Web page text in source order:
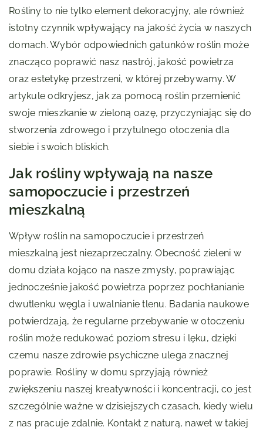
Rośliny to nie tylko element dekoracyjny, ale również
istotny czynnik wpływający na jakość życia w naszych
domach. Wybór odpowiednich gatunków roślin może
znacząco poprawić nasz nastrój, jakość powietrza
oraz estetykę przestrzeni, w której przebywamy. W
artykule odkryjesz, jak za pomocą roślin przemienić
swoje mieszkanie w zieloną oazę, przyczyniając się do
stworzenia zdrowego i przytulnego otoczenia dla
siebie i swoich bliskich.
Jak rośliny wpływają na nasze
samopoczucie i przestrzeń
mieszkalną
Wpływ roślin na samopoczucie i przestrzeń
mieszkalną jest niezaprzeczalny. Obecność zieleni w
domu działa kojąco na nasze zmysły, poprawiając
jednocześnie jakość powietrza poprzez pochłanianie
dwutlenku węgla i uwalnianie tlenu. Badania naukowe
potwierdzają, że regularne przebywanie w otoczeniu
roślin może redukować poziom stresu i lęku, dzięki
czemu nasze zdrowie psychiczne ulega znacznej
poprawie. Rośliny w domu sprzyjają również
zwiększeniu naszej kreatywności i koncentracji, co jest
szczególnie ważne w dzisiejszych czasach, kiedy wielu
z nas pracuje zdalnie. Kontakt z naturą, nawet w takiej